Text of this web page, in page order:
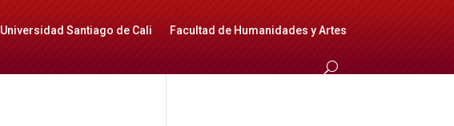
Universidad Santiago de Cali Facultad de Humanidades y Artes